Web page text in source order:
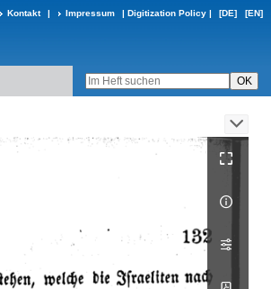
Kontakt | Impressum | Digitization Policy | [DE] [EN]